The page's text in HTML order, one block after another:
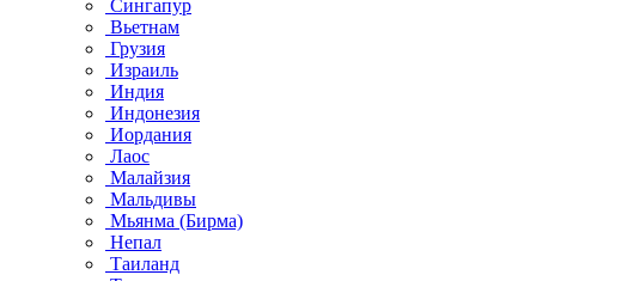
Сингапур
Вьетнам
Грузия
Израиль
Индия
Индонезия
Иордания
Лаос
Малайзия
Мальдивы
Мьянма (Бирма)
Непал
Таиланд